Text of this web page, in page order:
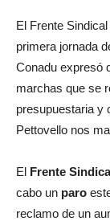
El Frente
primera jornada
Conadu expresó
marchas que se
presupuestaria y
Pettovello nos
El Frente
cabo un paro
reclamo de un